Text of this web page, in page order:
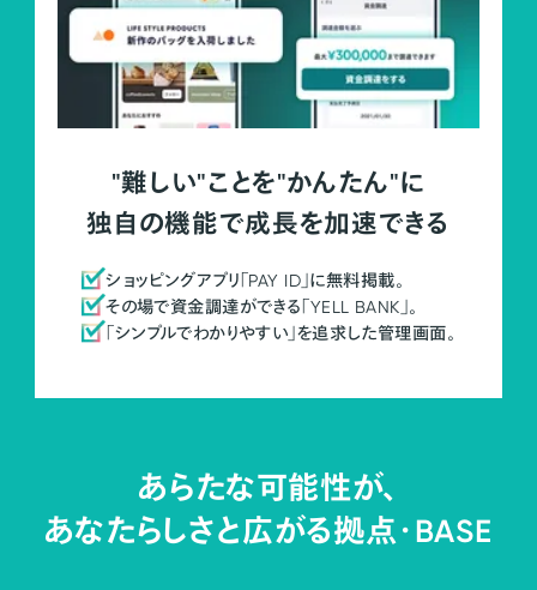
"難しい"ことを"かんたん"に
独自の機能で成長を加速できる
ショッピングアプリ「PAY ID」に無料掲載。
その場で資金調達ができる「YELL BANK」。
「シンプルでわかりやすい」を追求した管理画面。
あらたな可能性が、
あなたらしさと広がる拠点・BASE